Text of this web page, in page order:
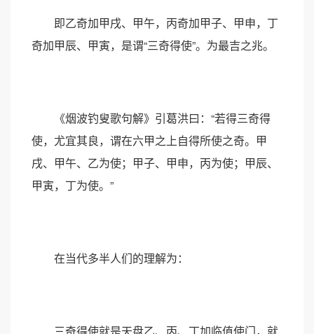
即乙奇加甲戌、甲午，丙奇加甲子、甲申，丁
奇加甲辰、甲寅，是谓“三奇得使”。为最吉之兆。
《烟波钓叟歌句解》引葛洪曰：“若得三奇得
使，尤宜其良，谓在六甲之上自得所使之奇。甲
戌、甲午、乙为使；甲子、甲申，丙为使；甲辰、
甲寅，丁为使。”
在当代多半人们的理解为：